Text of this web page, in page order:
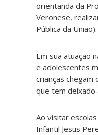
orientanda da
Veronese,
Pública da União).
Em sua atuação
e adolescentes
crianças chegam
que tem deixado
Ao visitar
Infantil Jesus